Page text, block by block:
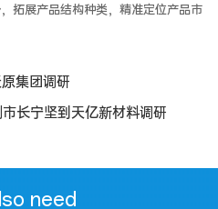
拓展产品结构种类，精准定位产品市
集团调研
长宁坚到天亿新材料调研
need